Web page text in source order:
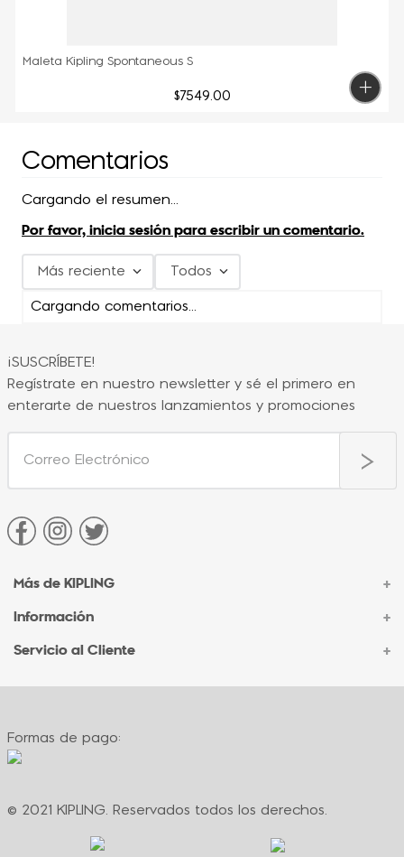
Maleta Kipling Spontaneous S
$7549.00
Comentarios
Cargando el resumen…
Por favor, inicia sesión para escribir un comentario.
Más reciente Todos
Cargando comentarios…
¡SUSCRÍBETE!
Regístrate en nuestro newsletter y sé el primero en
enterarte de nuestros lanzamientos y promociones
Más de KIPLING +
Acerca de Kipling
Sucursales
Información +
Contacto Corporativo
Formas de pago
Servicio al Cliente +
Contacto
Políticas de cambio
Términos y condiciones de promociones
Política de privacidad
Formas de pago:
© 2021 KIPLING. Reservados todos los derechos.